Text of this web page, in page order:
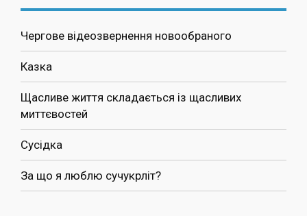
Чергове відеозвернення новообраного
Казка
Щасливе життя складається із щасливих
миттєвостей
Сусідка
За що я люблю сучукрліт?